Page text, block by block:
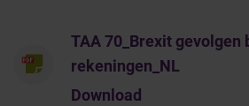
TAA 70_Brexit gevolgen
rekeningen_NL
Download